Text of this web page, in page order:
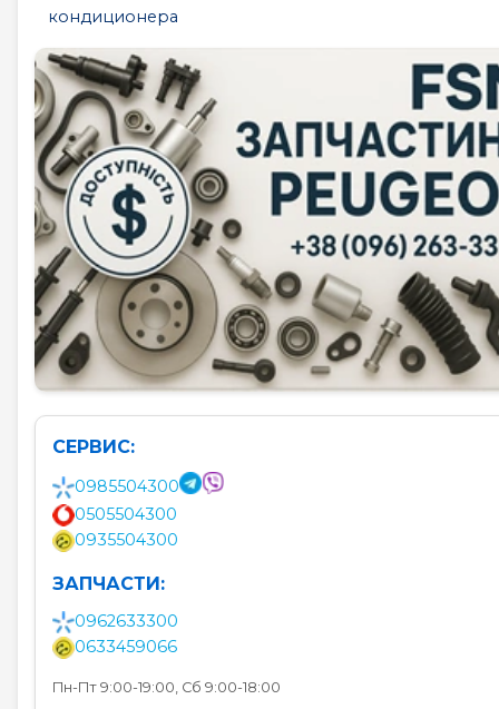
кондиционера
СЕРВИС:
0985504300
0505504300
0935504300
ЗАПЧАСТИ:
0962633300
0633459066
Пн-Пт 9:00-19:00, Сб 9:00-18:00